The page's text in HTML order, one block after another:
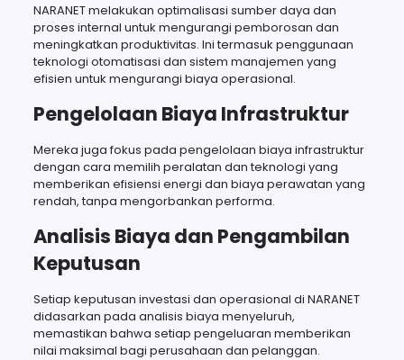
NARANET melakukan optimalisasi sumber daya dan
proses internal untuk mengurangi pemborosan dan
meningkatkan produktivitas. Ini termasuk penggunaan
teknologi otomatisasi dan sistem manajemen yang
efisien untuk mengurangi biaya operasional.
Pengelolaan Biaya Infrastruktur
Mereka juga fokus pada pengelolaan biaya infrastruktur
dengan cara memilih peralatan dan teknologi yang
memberikan efisiensi energi dan biaya perawatan yang
rendah, tanpa mengorbankan performa.
Analisis Biaya dan Pengambilan
Keputusan
Setiap keputusan investasi dan operasional di NARANET
didasarkan pada analisis biaya menyeluruh,
memastikan bahwa setiap pengeluaran memberikan
nilai maksimal bagi perusahaan dan pelanggan.